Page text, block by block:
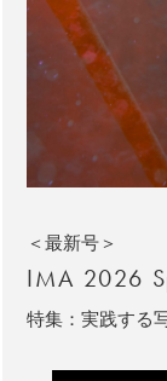
＜最新号＞
IMA 2026
特集：実践する